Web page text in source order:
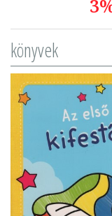
könyvek